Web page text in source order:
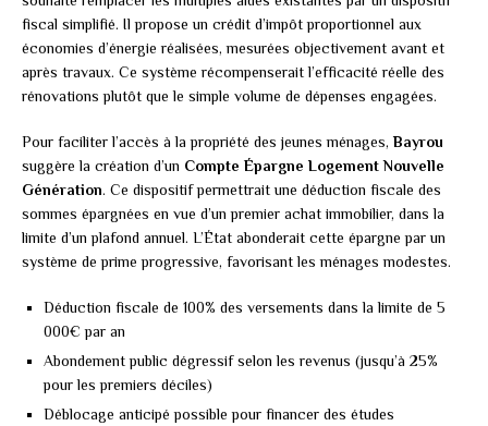
fiscal simplifié. Il propose un crédit d’impôt proportionnel aux
économies d’énergie réalisées, mesurées objectivement avant et
après travaux. Ce système récompenserait l’efficacité réelle des
rénovations plutôt que le simple volume de dépenses engagées.
Pour faciliter l’accès à la propriété des jeunes ménages,Bayrou
suggère la création d’un Compte Épargne Logement Nouvelle
Génération. Ce dispositif permettrait une déduction fiscale des
sommes épargnées en vue d’un premier achat immobilier, dans la
limite d’un plafond annuel. L’État abonderait cette épargne par un
système de prime progressive, favorisant les ménages modestes.
Déduction fiscale de 100% des versements dans la limite de 5
000€ par an
Abondement public dégressif selon les revenus (jusqu’à 25%
pour les premiers déciles)
Déblocage anticipé possible pour financer des études